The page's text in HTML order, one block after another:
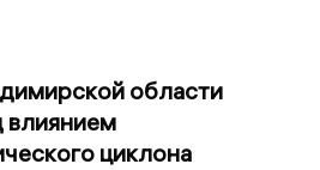
области
влиянием
циклона